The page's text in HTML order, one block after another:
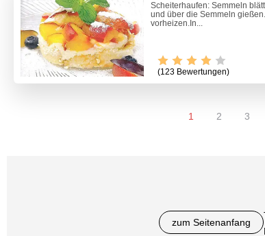
Scheiterhaufen: Semmeln
und über die Semmeln
vorheizen.In...
(123 Bewertungen)
1 2 3
zum Seitenanfang